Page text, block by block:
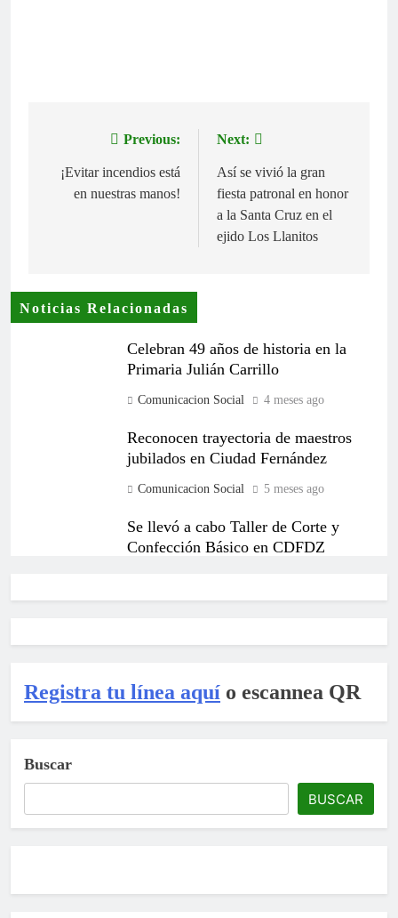
Navegación
de
Previous:
¡Evitar incendios está
en nuestras manos!
Next:
Así se vivió la gran
fiesta patronal en honor
a la Santa Cruz en el
ejido Los Llanitos
Noticias Relacionadas
Celebran 49 años de historia en la
Primaria Julián Carrillo
Comunicacion Social 4 meses ago
Reconocen trayectoria de maestros
jubilados en Ciudad Fernández
Comunicacion Social 5 meses ago
Se llevó a cabo Taller de Corte y
Confección Básico en CDFDZ
Comunicacion Social 6 meses ago
Registra tu línea aquí o escannea QR
Buscar
BUSCAR